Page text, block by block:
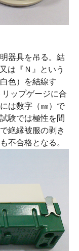
器具を吊る。結
は『Ｎ』という
色）を結線す
ップゲージに合
は数字（㎜）で
験では極性を間
絶縁被服の剥き
不合格となる。